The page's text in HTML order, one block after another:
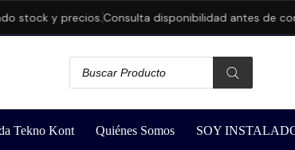
y precios.Consulta disponibilidad antes de comprar
Tekno Kont Quiénes Somos SOY